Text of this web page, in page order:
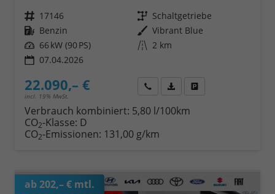
Fahrzeugnr. 17146 Getriebe Schaltgetriebe
Kraftstoff Benzin Außenfarbe Vibrant Blue
Leistung 66 kW (90 PS) Kilometerstand 2 km
07.04.2026
22.090,– €
incl. 19% MwSt.
Wir rufen Sie anFahrzeugexposé (PDF)
Verbrauch kombiniert: 5,80 l/100km
CO2-Klasse: D
CO2-Emissionen: 131,00 g/km
ab 202,– € mtl.